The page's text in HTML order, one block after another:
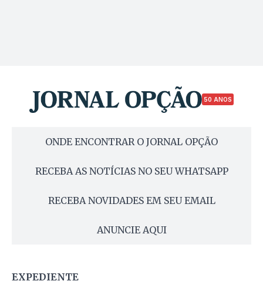
50 ANOS
ONDE ENCONTRAR O JORNAL OPÇÃO
RECEBA AS NOTÍCIAS NO SEU WHATSAPP
RECEBA NOVIDADES EM SEU EMAIL
ANUNCIE AQUI
EXPEDIENTE